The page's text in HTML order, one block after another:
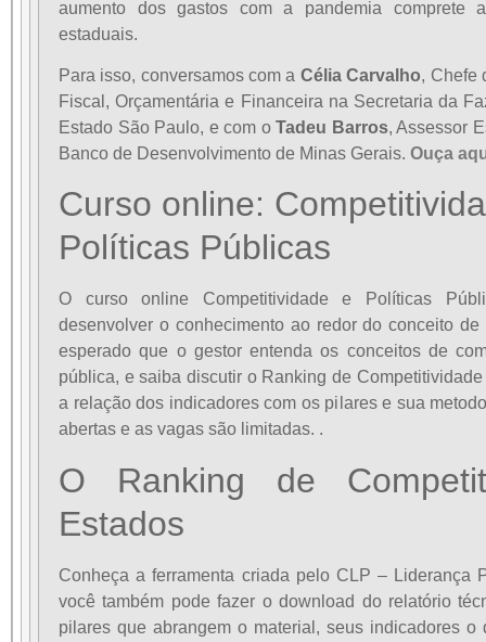
aumento dos gastos com a pandemia comprete
estaduais.
Para isso, conversamos com a Célia Carvalho, Chefe
Fiscal, Orçamentária e Financeira na Secretaria da
Estado São Paulo, e com o Tadeu Barros, Assessor
Banco de Desenvolvimento de Minas Gerais. Ouça
Curso online:
Políticas Públicas
O curso online Competitividade e Políticas
desenvolver o conhecimento ao redor do conceito
esperado que o gestor entenda os conceitos de
pública, e saiba discutir o Ranking de
a relação dos indicadores com os pilares e sua
abertas e as vagas são limitadas. .
O Ranking de
Estados
Conheça a ferramenta criada pelo CLP – Liderança
você também pode fazer o download do relatório
pilares que abrangem o material, seus indicadores o